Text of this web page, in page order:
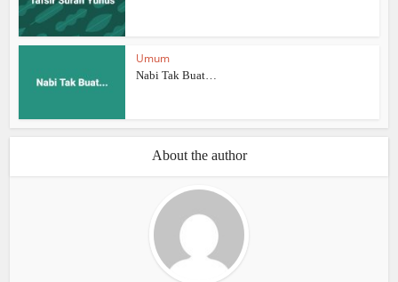
Umum
Nabi Tak Buat…
About the author